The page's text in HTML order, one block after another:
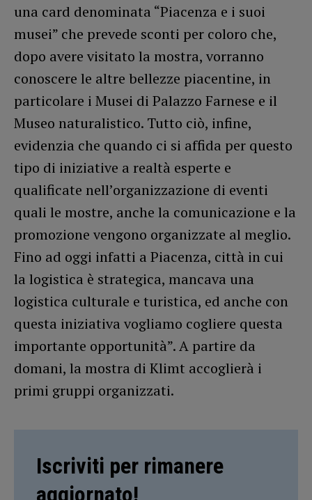
una card denominata “Piacenza e i suoi
musei” che prevede sconti per coloro che,
dopo avere visitato la mostra, vorranno
conoscere le altre bellezze piacentine, in
particolare i Musei di Palazzo Farnese e il
Museo naturalistico. Tutto ciò, infine,
evidenzia che quando ci si affida per questo
tipo di iniziative a realtà esperte e
qualificate nell’organizzazione di eventi
quali le mostre, anche la comunicazione e la
promozione vengono organizzate al meglio.
Fino ad oggi infatti a Piacenza, città in cui
la logistica è strategica, mancava una
logistica culturale e turistica, ed anche con
questa iniziativa vogliamo cogliere questa
importante opportunità”. A partire da
domani, la mostra di Klimt accoglierà i
primi gruppi organizzati.
Iscriviti per rimanere
aggiornato!